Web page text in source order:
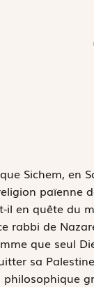
Sichem, en
païenne
il en quête du
rabbi de
que seul
sa